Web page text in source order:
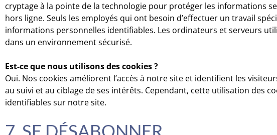
cryptage à la pointe de la technologie pour protéger les informations
hors ligne. Seuls les employés qui ont besoin d’effectuer un travail
informations personnelles identifiables. Les ordinateurs et serveurs
dans un environnement sécurisé.
Est-ce que nous utilisons des cookies ?
Oui. Nos cookies améliorent l’accès à notre site et identifient les
au suivi et au ciblage de ses intérêts. Cependant, cette utilisation des
identifiables sur notre site.
7. SE DÉSABONNER